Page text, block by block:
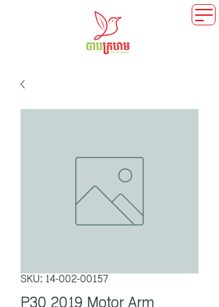
SKU: 14-002-00157